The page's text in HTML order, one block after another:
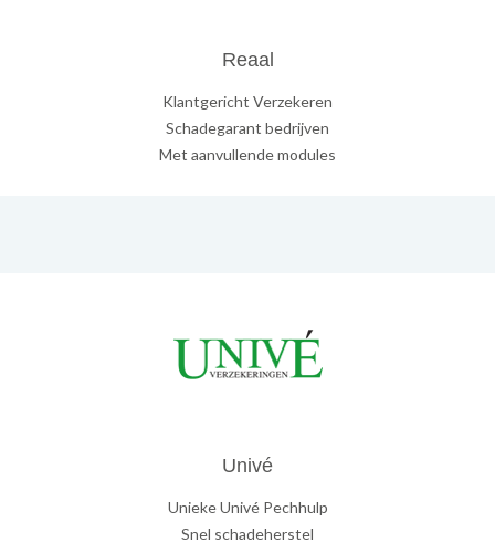
Reaal
Klantgericht Verzekeren
Schadegarant bedrijven
Met aanvullende modules
Univé
Unieke Univé Pechhulp
Snel schadeherstel